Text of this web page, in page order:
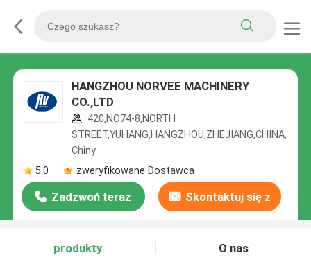
HANGZHOU NORVEE MACHINERY
CO.,LTD
420,NO74-8,NORTH
STREET,YUHANG,HANGZHOU,ZHEJIANG,CHINA,
Chiny
5.0
zweryfikowane Dostawca
Zadzwoń teraz Skontaktuj się z
produkty
O nas